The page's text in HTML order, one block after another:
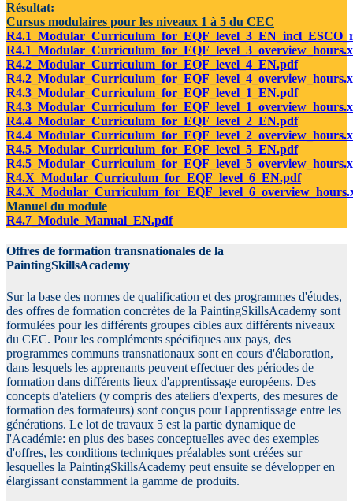
Résultat:
Cursus modulaires pour les niveaux 1 à 5 du CEC
R4.2_Modular_Curriculum_for_EQF_level_4_EN.pdf
R4.3_Modular_Curriculum_for_EQF_level_1_EN.pdf
R4.4_Modular_Curriculum_for_EQF_level_2_EN.pdf
R4.5_Modular_Curriculum_for_EQF_level_5_EN.pdf
R4.X_Modular_Curriculum_for_EQF_level_6_EN.pdf
Manuel du module
R4.7_Module_Manual_EN.pdf
Offres de formation transnationales de la
PaintingSkillsAcademy
Sur la base des normes de qualification et des programmes d'études,
des offres de formation concrètes de la PaintingSkillsAcademy sont
formulées pour les différents groupes cibles aux différents niveaux
du CEC. Pour les compléments spécifiques aux pays, des
programmes communs transnationaux sont en cours d'élaboration,
dans lesquels les apprenants peuvent effectuer des périodes de
formation dans différents lieux d'apprentissage européens. Des
concepts d'ateliers (y compris des ateliers d'experts, des mesures de
formation des formateurs) sont conçus pour l'apprentissage entre les
générations. Le lot de travaux 5 est la partie dynamique de
l'Académie: en plus des bases conceptuelles avec des exemples
d'offres, les conditions techniques préalables sont créées sur
lesquelles la PaintingSkillsAcademy peut ensuite se développer en
élargissant constamment la gamme de produits.